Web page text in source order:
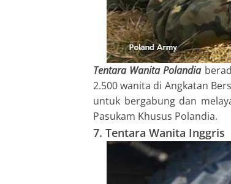
Tentara Wanita Polandia
2.500 wanita di Angkatan
untuk bergabung dan
Pasukam Khusus Polandia.
7. Tentara Wanita Inggris